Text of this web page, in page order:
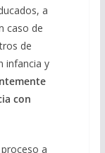
a
caso de
de
infancia y
con
a